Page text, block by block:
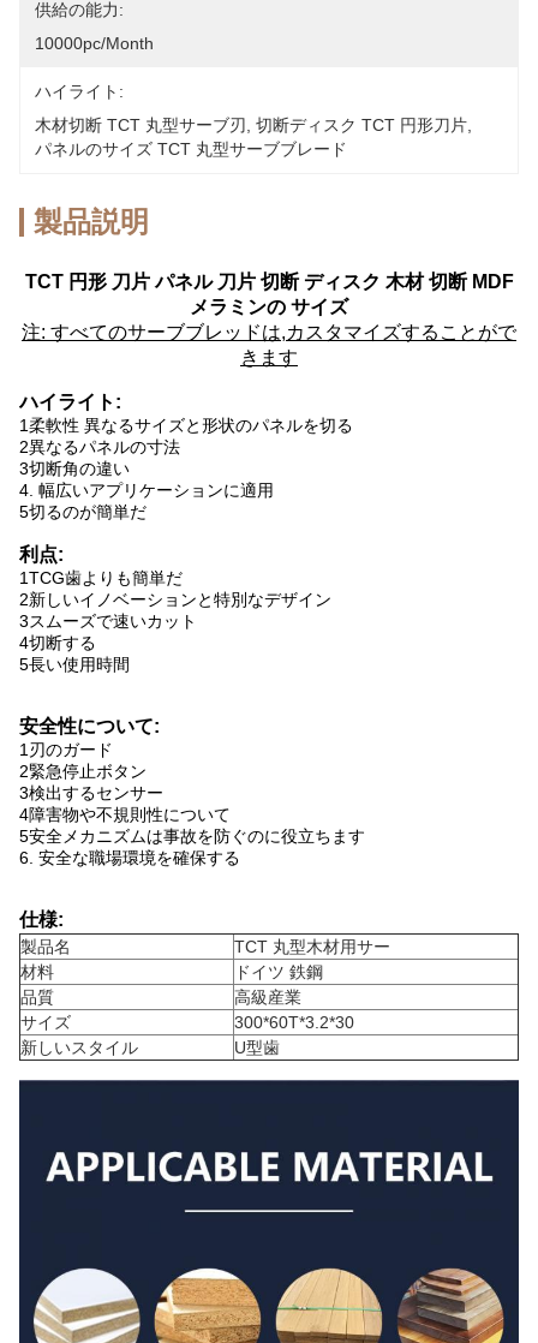
供給の能力:
10000pc/month
ハイライト:
木材切断 TCT 丸型サーブ刃 切断ディスク TCT 円形刀片
パネルのサイズ TCT 丸型サーブブレード
製品説明
TCT 円形 刀片 パネル 刀片 切断 ディスク 木材 切断 MDF
メラミンの サイズ
注: すべてのサーブブレッドは,カスタマイズすることがで
きます
ハイライト:
1柔軟性 異なるサイズと形状のパネルを切る
2異なるパネルの寸法
3切断角の違い
4. 幅広いアプリケーションに適用
5切るのが簡単だ
利点:
1TCG歯よりも簡単だ
2新しいイノベーションと特別なデザイン
3スムーズで速いカット
4切断する
5長い使用時間
安全性について:
1刃のガード
2緊急停止ボタン
3検出するセンサー
4障害物や不規則性について
5安全メカニズムは事故を防ぐのに役立ちます
6. 安全な職場環境を確保する
仕様:
製品名
TCT 丸型木材用サー
材料
ドイツ 鉄鋼
品質
高級産業
サイズ
300*60T*3.2*30
新しいスタイル
U型歯